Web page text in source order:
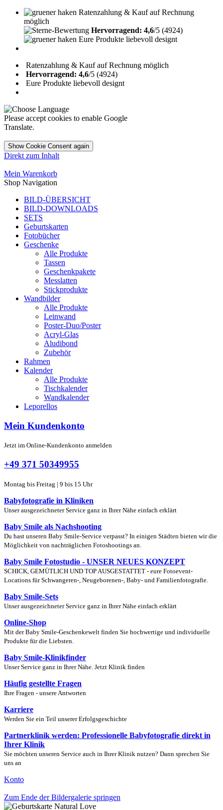
Ratenzahlung & Kauf auf Rechnung
möglich
Hervorragend: 4,6/5 (4924)
Eure Produkte liebevoll designt
Ratenzahlung & Kauf auf Rechnung möglich
Hervorragend: 4,6/5 (4924)
Eure Produkte liebevoll designt
Please accept cookies to enable Google
Translate.
Show Cookie Consent again
Direkt zum Inhalt
Mein Warenkorb
Shop Navigation
BILD-ÜBERSICHT
BILD-DOWNLOADS
SETS
Geburtskarten
Fotobücher
Geschenke
Alle Produkte
Tassen
Geschenkpakete
Messlatten
Stickprodukte
Wandbilder
Alle Produkte
Leinwand
Poster-Duo/Poster
Acryl-Glas
Aludibond
Zubehör
Rahmen
Kalender
Alle Produkte
Tischkalender
Wandkalender
Leporellos
Mein Kundenkonto
Jetzt im Online-Kundenkonto anmelden
+49 371 50349955
Montag bis Freitag | 9 bis 15 Uhr
Babyfotografie in Kliniken
Unser ausgezeichneter Service ganz in Ihrer Nähe einfach erklärt
Baby Smile als Nachshooting
Du hast unseren Baby Smile-Service verpasst? In einigen Städten bieten wir die
Möglichkeit von nachträglichen Fotoshootings an.
Baby Smile Fotostudio - UNSER NEUES KONZEPT
SCHICK, GEMÜTLICH UND TOP AUSGESTATTET - eure Fotoevent-
Locations für Schwangeren-, Neugeborenen-, Baby- und Familienfotografie.
Baby Smile-Sets
Unser ausgezeichneter Service ganz in Ihrer Nähe einfach erklärt
Online-Shop
Mit der Baby Smile-Geschenkewelt finden Sie hochwertige und individuelle
Produkte für die Liebsten.
Baby Smile-Klinikfinder
Unser Service ganz in Ihrer Nähe. Jetzt Klinik finden
Häufig gestellte Fragen
Ihre Fragen - unsere Antworten
Karriere
Werden Sie ein Teil unserer Erfolgsgeschichte
Partnerklinik werden: Professionelle Babyfotografie direkt in
Ihrer Klinik
Sie möchten unseren Service auch in Ihrer Klinik nutzen? Dann sprechen Sie
uns an
Konto
Zum Ende der Bildergalerie springen